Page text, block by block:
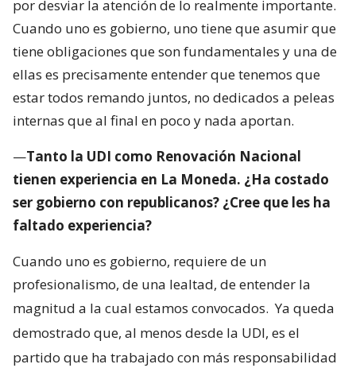
por desviar la atención de lo realmente importante.
Cuando uno es gobierno, uno tiene que asumir que
tiene obligaciones que son fundamentales y una de
ellas es precisamente entender que tenemos que
estar todos remando juntos, no dedicados a peleas
internas que al final en poco y nada aportan.
—Tanto la UDI como Renovación Nacional
tienen experiencia en La Moneda. ¿Ha costado
ser gobierno con republicanos? ¿Cree que les ha
faltado experiencia?
Cuando uno es gobierno, requiere de un
profesionalismo, de una lealtad, de entender la
magnitud a la cual estamos convocados. Ya queda
demostrado que, al menos desde la UDI, es el
partido que ha trabajado con más responsabilidad